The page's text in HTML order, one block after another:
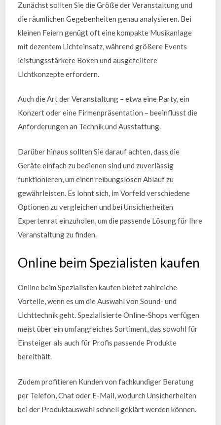
Zunächst sollten Sie die Größe der Veranstaltung und
die räumlichen Gegebenheiten genau analysieren. Bei
kleinen Feiern genügt oft eine kompakte Musikanlage
mit dezentem Lichteinsatz, während größere Events
leistungsstärkere Boxen und ausgefeiltere
Lichtkonzepte erfordern.
Auch die Art der Veranstaltung – etwa eine Party, ein
Konzert oder eine Firmenpräsentation – beeinflusst die
Anforderungen an Technik und Ausstattung.
Darüber hinaus sollten Sie darauf achten, dass die
Geräte einfach zu bedienen sind und zuverlässig
funktionieren, um einen reibungslosen Ablauf zu
gewährleisten. Es lohnt sich, im Vorfeld verschiedene
Optionen zu vergleichen und bei Unsicherheiten
Expertenrat einzuholen, um die passende Lösung für Ihre
Veranstaltung zu finden.
Online beim Spezialisten kaufen
Online beim Spezialisten kaufen bietet zahlreiche
Vorteile, wenn es um die Auswahl von Sound- und
Lichttechnik geht. Spezialisierte Online-Shops verfügen
meist über ein umfangreiches Sortiment, das sowohl für
Einsteiger als auch für Profis passende Produkte
bereithält.
Zudem profitieren Kunden von fachkundiger Beratung
per Telefon, Chat oder E-Mail, wodurch Unsicherheiten
bei der Produktauswahl schnell geklärt werden können.